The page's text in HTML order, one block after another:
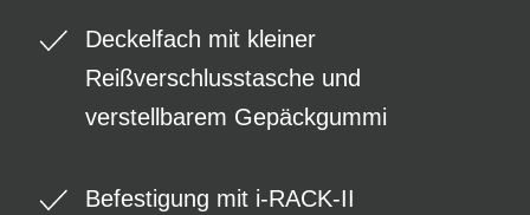
Deckelfach mit kleiner
Reißverschlusstasche und
verstellbarem Gepäckgummi
Befestigung mit i-RACK-II